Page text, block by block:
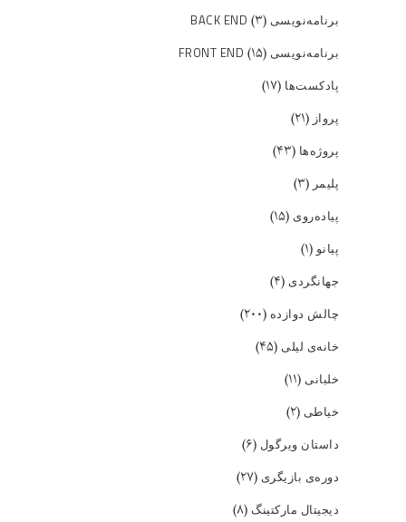
برنامه‌نویسی BACK END (۳)
برنامه‌نویسی FRONT END (۱۵)
پادکست‌ها (۱۷)
پرواز (۲۱)
پروژه‌ها (۴۳)
پلیمر (۳)
پیاده‌روی (۱۵)
پیانو(۱)
جهانگردی (۴)
چالش دوازده (۲۰۰)
خانه‌ی لیلی (۴۵)
خلبانی (۱۱)
خیاطی (۲)
داستان ویرگول (۶)
دوره‌ی بازیگری (۲۷)
دیجیتال مارکتینگ (۸)